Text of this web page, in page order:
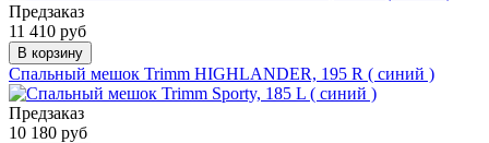
Предзаказ
11 410 руб
В корзину
Спальный мешок Trimm HIGHLANDER, 195 R ( синий )
Предзаказ
10 180 руб